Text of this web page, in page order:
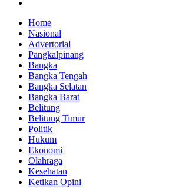
Home
Nasional
Advertorial
Pangkalpinang
Bangka
Bangka Tengah
Bangka Selatan
Bangka Barat
Belitung
Belitung Timur
Politik
Hukum
Ekonomi
Olahraga
Kesehatan
Ketikan Opini